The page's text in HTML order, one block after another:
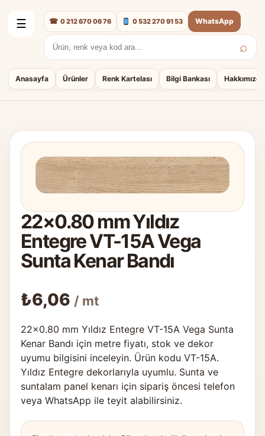
☰
Anasayfa Ürünler Renk Kartelası Bilgi Bankası Hakkımızda
Arama: ⌕
☎ 0 212 670 06 76 0 532 270 91 53 WhatsApp
22×0.80 mm Yıldız
Entegre VT-15A Vega
Sunta Kenar Bandı
₺6,06 / mt
22×0.80 mm Yıldız Entegre VT-15A Vega Sunta
Kenar Bandı için metre fiyatı, stok ve dekor
uyumu bilgisini inceleyin. Ürün kodu VT-15A.
Yıldız Entegre dekorlarıyla uyumlu. Sunta ve
suntalam panel kenarı için sipariş öncesi telefon
veya WhatsApp ile teyit alabilirsiniz.